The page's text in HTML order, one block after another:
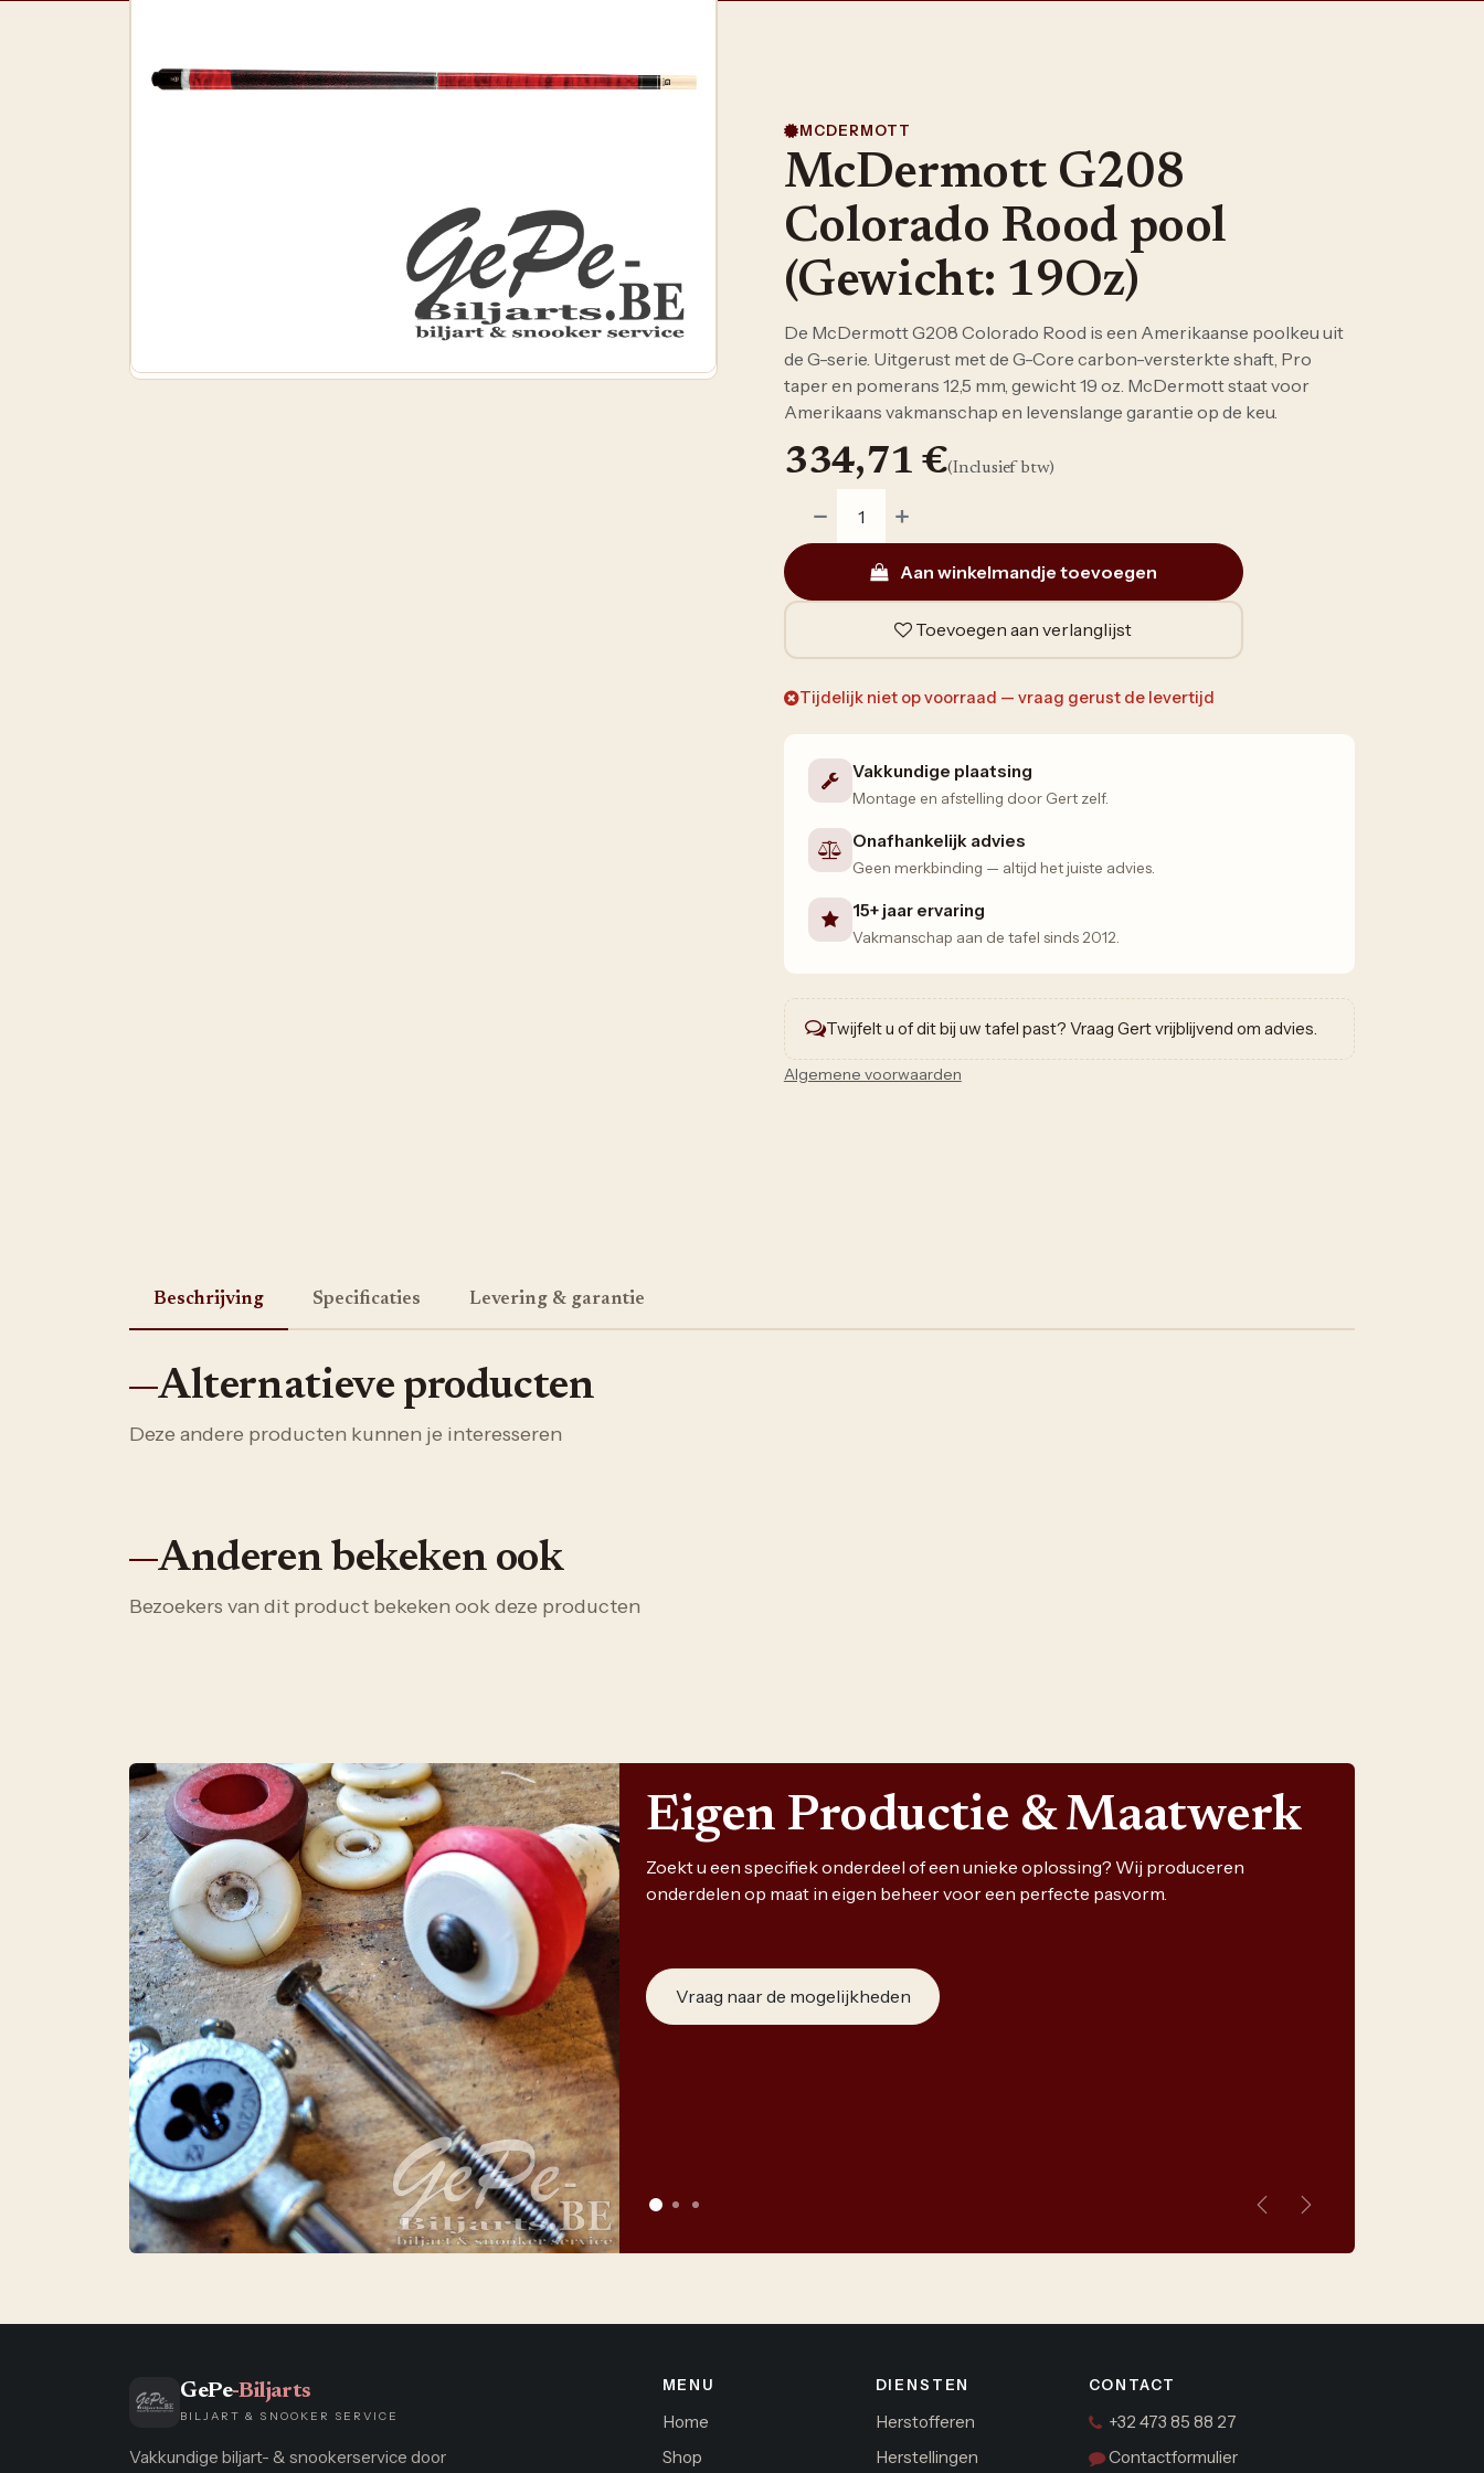
MCDERMOTT
McDermott G208
Colorado Rood pool
(Gewicht: 19Oz)
De McDermott G208 Colorado Rood is een Amerikaanse poolkeu uit
de G-serie. Uitgerust met de G-Core carbon-versterkte shaft, Pro
taper en pomerans 12,5 mm, gewicht 19 oz. McDermott staat voor
Amerikaans vakmanschap en levenslange garantie op de keu.
Aan winkelmandje toevoegen
Toevoegen aan verlanglijst
334,71 €(Inclusief btw)
Tijdelijk niet op voorraad — vraag gerust de levertijd
Vakkundige plaatsing
Montage en afstelling door Gert zelf.
Onafhankelijk advies
Geen merkbinding — altijd het juiste advies.
15+ jaar ervaring
Vakmanschap aan de tafel sinds 2012.
Twijfelt u of dit bij uw tafel past? Vraag Gert vrijblijvend om advies.
Algemene voorwaarden
Beschrijving Specificaties Levering & garantie
Alternatieve producten
Deze andere producten kunnen je interesseren
Anderen bekeken ook
Bezoekers van dit product bekeken ook deze producten
Eigen Productie & Maatwerk
Zoekt u een specifiek onderdeel of een unieke oplossing? Wij produceren
onderdelen op maat in eigen beheer voor een perfecte pasvorm.
Vraag naar de mogelijkheden
VorigeVolgende
GePe-Biljarts
BILJART & SNOOKER SERVICE
Vakkundige biljart- & snookerservice door
MENU
Home
Shop
DIENSTEN
Herstofferen
Herstellingen
CONTACT
+32 473 85 88 27
Contactformulier